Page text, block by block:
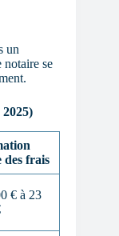
un
notaire se
des frais
€ à 23